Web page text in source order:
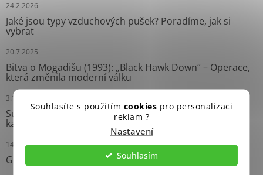
Souhlasíte s použitím cookies pro personalizaci
reklam ?
Nastavení
Souhlasím
24.2.2026
Jaké jsou typy vzduchových pušek? Poradíme, jak si
vybrat
20.7.2025
Bitva o Mogadišu (1993): „Black Hawk Down“ – Operace,
která změnila moderní válku
3.10.2024
Survival náramky: Neprávem opomíjení pomocníci
každého dobrodruha
14.9.2024
Grease Gun: Ikonický Samopal Druhé světové války